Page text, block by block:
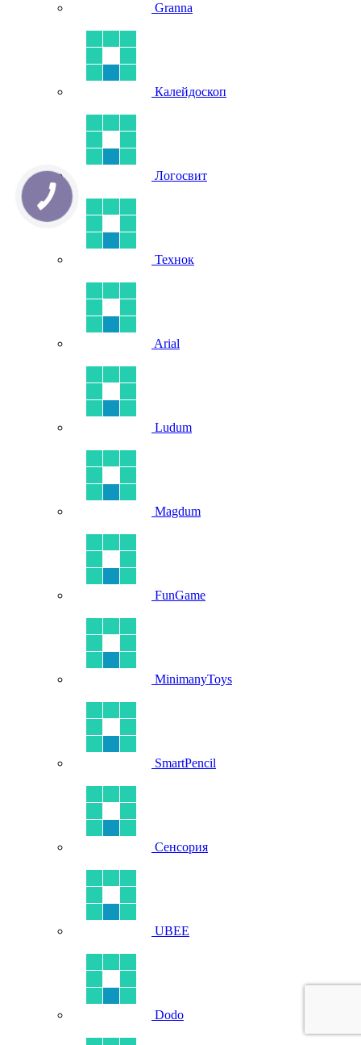
Granna
Калейдоскоп
Логосвит
Технок
Arial
Ludum
Magdum
FunGame
MinimanyToys
SmartPencil
Сенсория
UBEE
Dodo